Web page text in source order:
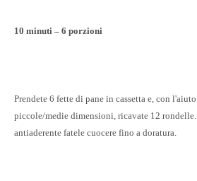
10 minuti – 6 porzioni
Prendete 6 fette di pane in cassetta e, con
piccole/medie dimensioni, ricavate 12
antiaderente fatele cuocere fino a doratura.